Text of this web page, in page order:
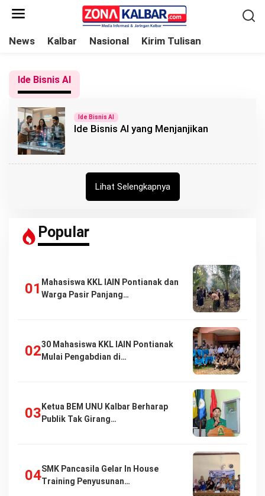
News Kalbar Nasional Kirim Tulisan
Ide Bisnis AI
Ide Bisnis AI
Ide Bisnis AI yang Menjanjikan
Lihat Selengkapnya
Popular
Mahasiswa KKL IAIN Pontianak dan
Warga Pasir Panjang…
30 Mahasiswa KKL IAIN Pontianak
Mulai Pengabdian di…
Ketua BEM UNU Kalbar Berharap
Publik Tak Girang…
SMK Pancasila Gelar In House
Training Penyusunan…